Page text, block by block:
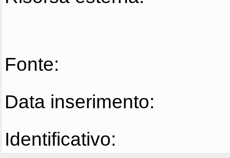
Fonte:
Data inserimento:
Identificativo: